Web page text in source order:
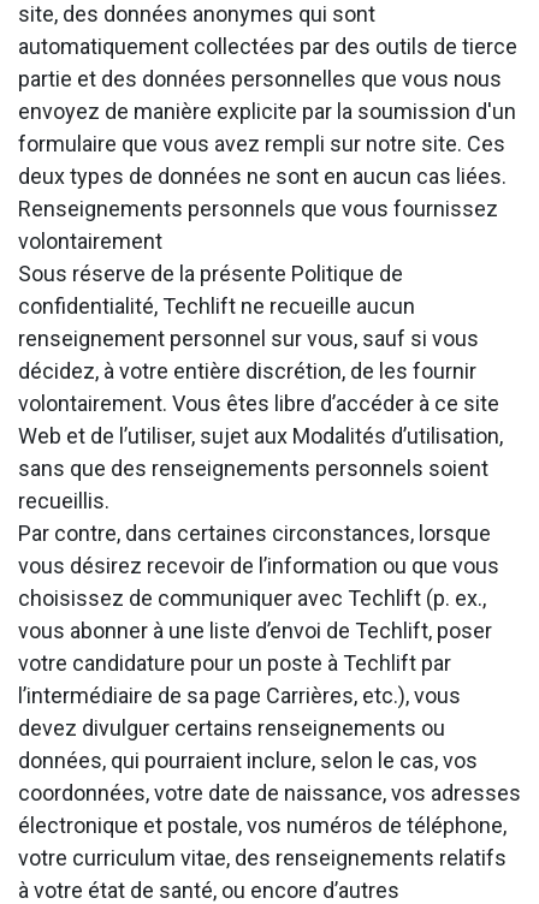
site, des données anonymes qui sont
automatiquement collectées par des outils de tierce
partie et des données personnelles que vous nous
envoyez de manière explicite par la soumission d'un
formulaire que vous avez rempli sur notre site. Ces
deux types de données ne sont en aucun cas liées.
Renseignements personnels que vous fournissez
volontairement
Sous réserve de la présente Politique de
confidentialité, Techlift ne recueille aucun
renseignement personnel sur vous, sauf si vous
décidez, à votre entière discrétion, de les fournir
volontairement. Vous êtes libre d’accéder à ce site
Web et de l’utiliser, sujet aux Modalités d’utilisation,
sans que des renseignements personnels soient
recueillis.
Par contre, dans certaines circonstances, lorsque
vous désirez recevoir de l’information ou que vous
choisissez de communiquer avec Techlift (p. ex.,
vous abonner à une liste d’envoi de Techlift, poser
votre candidature pour un poste à Techlift par
l’intermédiaire de sa page Carrières, etc.), vous
devez divulguer certains renseignements ou
données, qui pourraient inclure, selon le cas, vos
coordonnées, votre date de naissance, vos adresses
électronique et postale, vos numéros de téléphone,
votre curriculum vitae, des renseignements relatifs
à votre état de santé, ou encore d’autres